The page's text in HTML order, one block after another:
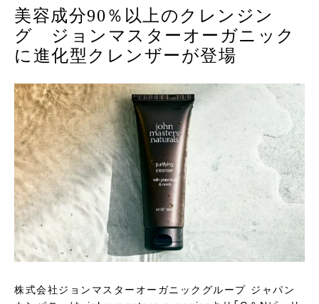
美容成分90％以上のクレンジン
グ ジョンマスターオーガニック
に進化型クレンザーが登場
株式会社ジョンマスターオーガニックグループ ジャパン